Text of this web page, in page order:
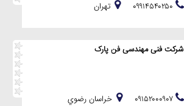
تهران
شرکت فنی مهندسی فن پارک
خراسان رضوي